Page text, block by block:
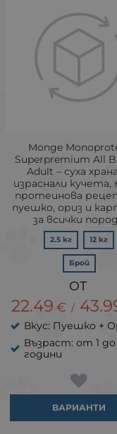
Monge
Superpremium All
Adult – суха
израснали кучета,
протеинова
пуешко, ориз и
за всички
2.5 кг 12 кг
Брой
22.49 € /
Вкус: Пуешко +
Възраст: от 1 до
години
ВАРИАНТИ